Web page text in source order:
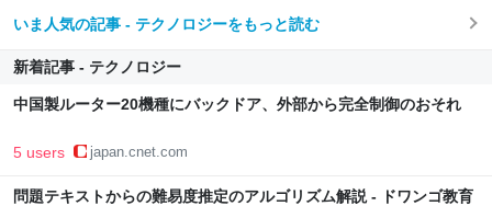
いま人気の記事 - テクノロジーをもっと読む
新着記事 - テクノロジー
中国製ルーター20機種にバックドア、外部から完全制御のおそれ
5 users japan.cnet.com
問題テキストからの難易度推定のアルゴリズム解説 - ドワンゴ教育